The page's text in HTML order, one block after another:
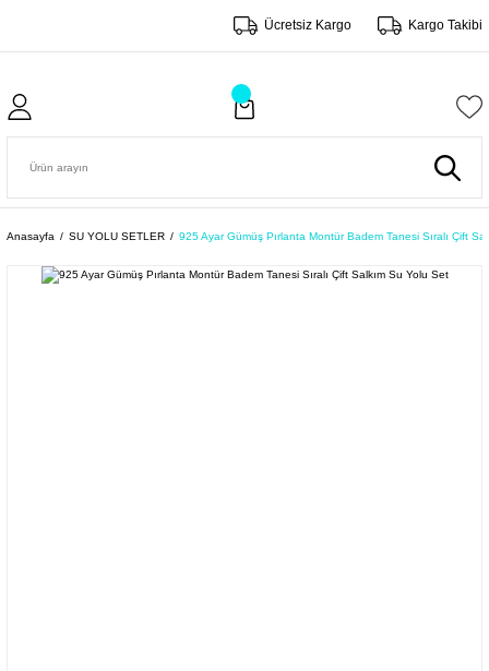
Ücretsiz Kargo Kargo Takibi
Anasayfa SU YOLU SETLER 925 Ayar Gümüş Pırlanta Montür Badem Tanesi Sıralı Çift